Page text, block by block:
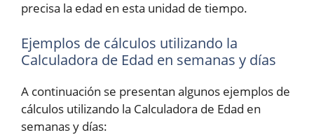
precisa la edad en esta unidad de tiempo.
Ejemplos de cálculos utilizando la
Calculadora de Edad en semanas y días
A continuación se presentan algunos ejemplos de
cálculos utilizando la Calculadora de Edad en
semanas y días: